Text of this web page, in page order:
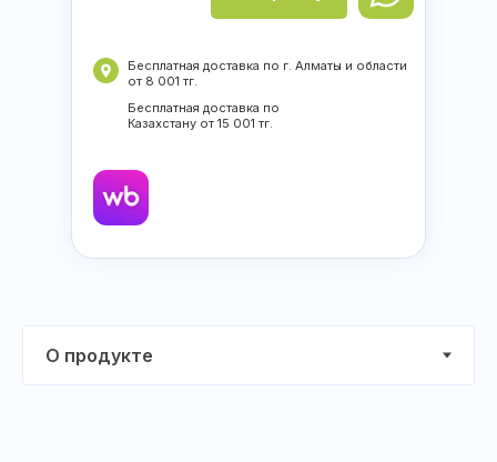
Бесплатная доставка по г. Алматы и области
от 8 001 тг.
Бесплатная доставка по
Казахстану от 15 001 тг.